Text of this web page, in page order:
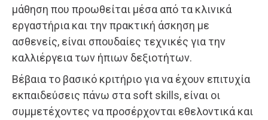
μάθηση που προωθείται μέσα από τα κλινικά
εργαστήρια και την πρακτική άσκηση με
ασθενείς, είναι σπουδαίες τεχνικές για την
καλλιέργεια των ήπιων δεξιοτήτων.
Βέβαια το βασικό κριτήριο για να έχουν επιτυχία
εκπαιδεύσεις πάνω στα soft skills, είναι οι
συμμετέχοντες να προσέρχονται εθελοντικά και